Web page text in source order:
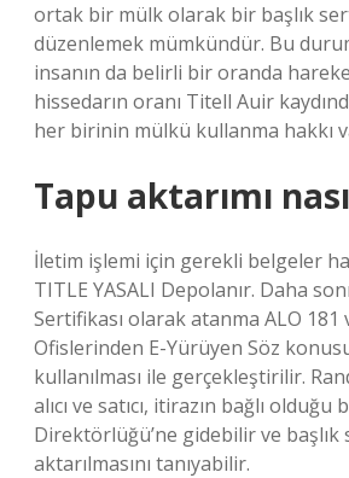
ortak bir mülk olarak bir başlık
düzenlemek mümkündür. Bu
insanın da belirli bir oranda
hissedarın oranı Titell Auir
her birinin mülkü kullanma hakkı
Tapu aktarımı
İletim işlemi için gerekli belgeler
TITLE YASALI Depolanır. Daha
Sertifikası olarak atanma ALO 181
Ofislerinden E-Yürüyen Söz
kullanılması ile gerçekleştirilir.
alıcı ve satıcı, itirazın bağlı olduğu
Direktörlüğü’ne gidebilir ve başlık
aktarılmasını tanıyabilir.